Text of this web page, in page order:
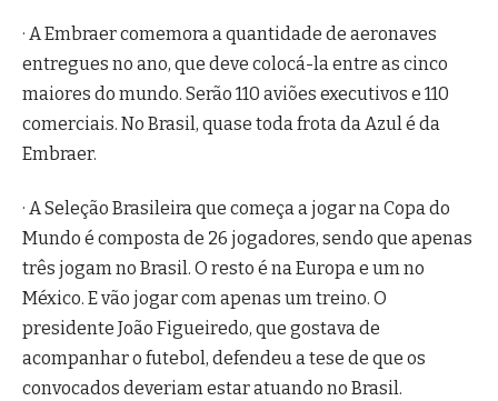
· A Embraer comemora a quantidade de aeronaves
entregues no ano, que deve colocá-la entre as cinco
maiores do mundo. Serão 110 aviões executivos e 110
comerciais. No Brasil, quase toda frota da Azul é da
Embraer.
· A Seleção Brasileira que começa a jogar na Copa do
Mundo é composta de 26 jogadores, sendo que apenas
três jogam no Brasil. O resto é na Europa e um no
México. E vão jogar com apenas um treino. O
presidente João Figueiredo, que gostava de
acompanhar o futebol, defendeu a tese de que os
convocados deveriam estar atuando no Brasil.